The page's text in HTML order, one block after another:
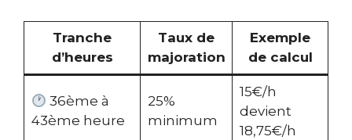
Tranche
d’heures
Taux de
majoration
Exemple
de calcul
36ème à
43ème heure
25%
minimum
15€/h
devient
18,75€/h